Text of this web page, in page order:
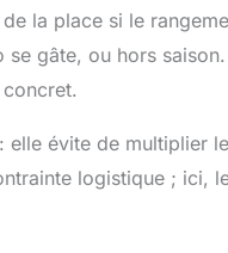
la place si le
gâte, ou hors
évite de multiplier
logistique ; ici,